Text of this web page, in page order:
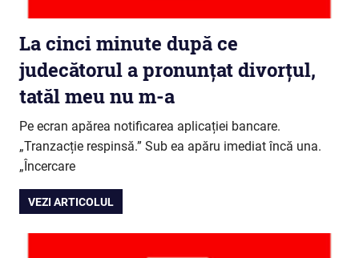
La cinci minute după ce
judecătorul a pronunțat divorțul,
tatăl meu nu m-a
Pe ecran apărea notificarea aplicației bancare.
„Tranzacție respinsă.” Sub ea apăru imediat încă una.
„Încercare
VEZI ARTICOLUL